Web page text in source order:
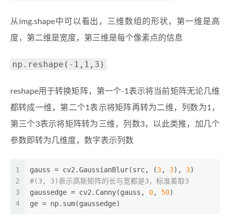
从img.shape中可以看出，三维数组的形状，第一维是高
度，第二维是宽度，第三维是每个像素点的信息
np.reshape(-1,1,3)
reshape用于转换矩阵，第一个-1表示将当前矩阵无论几维
都转成一维，第二个1表示将矩阵再转为二维，列数为1，
第三个3表示将矩阵转为三维，列数3，以此类推，加几个
参数即转为几维度，数字表示列数
1
2
3
4
gauss = cv2.GaussianBlur(src, (3, 3), 3)
#(3, 3)表示高斯矩阵的长与宽都是3，标准差取3
gaussedge = cv2.Canny(gauss, 0, 50)
ge = np.sum(gaussedge)